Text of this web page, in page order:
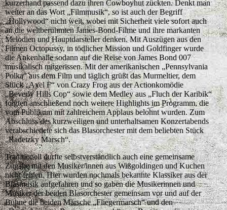
kurzerhand passend dazu ihren Cowboyhut zückten. Denkt man
weiter an das Wort „Filmmusik“, so ist auch der Begriff
„Hollywood“ nicht weit, wobei mit Sicherheit viele sofort auch
an die weltberühmten James-Bond-Filme und ihre markanten
Melodien und Hauptdarsteller denken. Mit Auszügen aus den
Filmen Octopussy, in tödlicher Mission und Goldfinger wurde
die Ankenhalle sodann auf die Reise von James Bond 007
musikalisch mitgerissen. Mit der amerikanischen „Pennsylvania
Polka“ aus dem Film und täglich grüßt das Murmeltier, dem
Stück „Axel F“ von Crazy Frog aus der Actionkomödie
„Beverly Hills Cop“ sowie dem Medley aus „Fluch der Karibik“
folgten anschließend noch weitere Highlights im Programm, die
vom Publikum mit zahlreichem Applaus belohnt wurden. Zum
Abschluss des kurzweiligen und unterhaltsamen Konzertabends
verabschiedete sich das Blasorchester mit dem beliebten Stück
„Radetzky Marsch“.
Traditionell durfte selbstverständlich auch eine gemeinsame
Zugabe mit den Musiker/innen aus Wißgoldingen und Kuchen
nicht fehlen. Hier wurden nochmals bekannte Klassiker aus der
Blasmusik aufgefahren und so gaben die Musikerinnen und
Musiker der beiden Blasorchester gemeinsam vor und auf der
Bühne die beiden Märsche „Fliegermarsch“ und den